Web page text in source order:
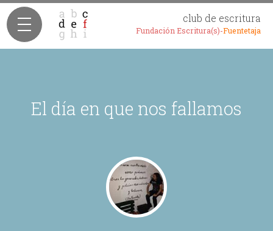
club de escritura
Fundación Escritura(s)-Fuentetaja
El día en que nos fallamos